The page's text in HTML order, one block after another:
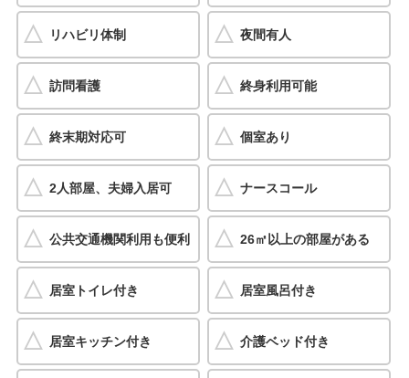
リハビリ体制 夜間有人
訪問看護 終身利用可能
終末期対応可 個室あり
2人部屋、夫婦入居可 ナースコール
公共交通機関利用も便利 26㎡以上の部屋がある
居室トイレ付き 居室風呂付き
居室キッチン付き 介護ベッド付き